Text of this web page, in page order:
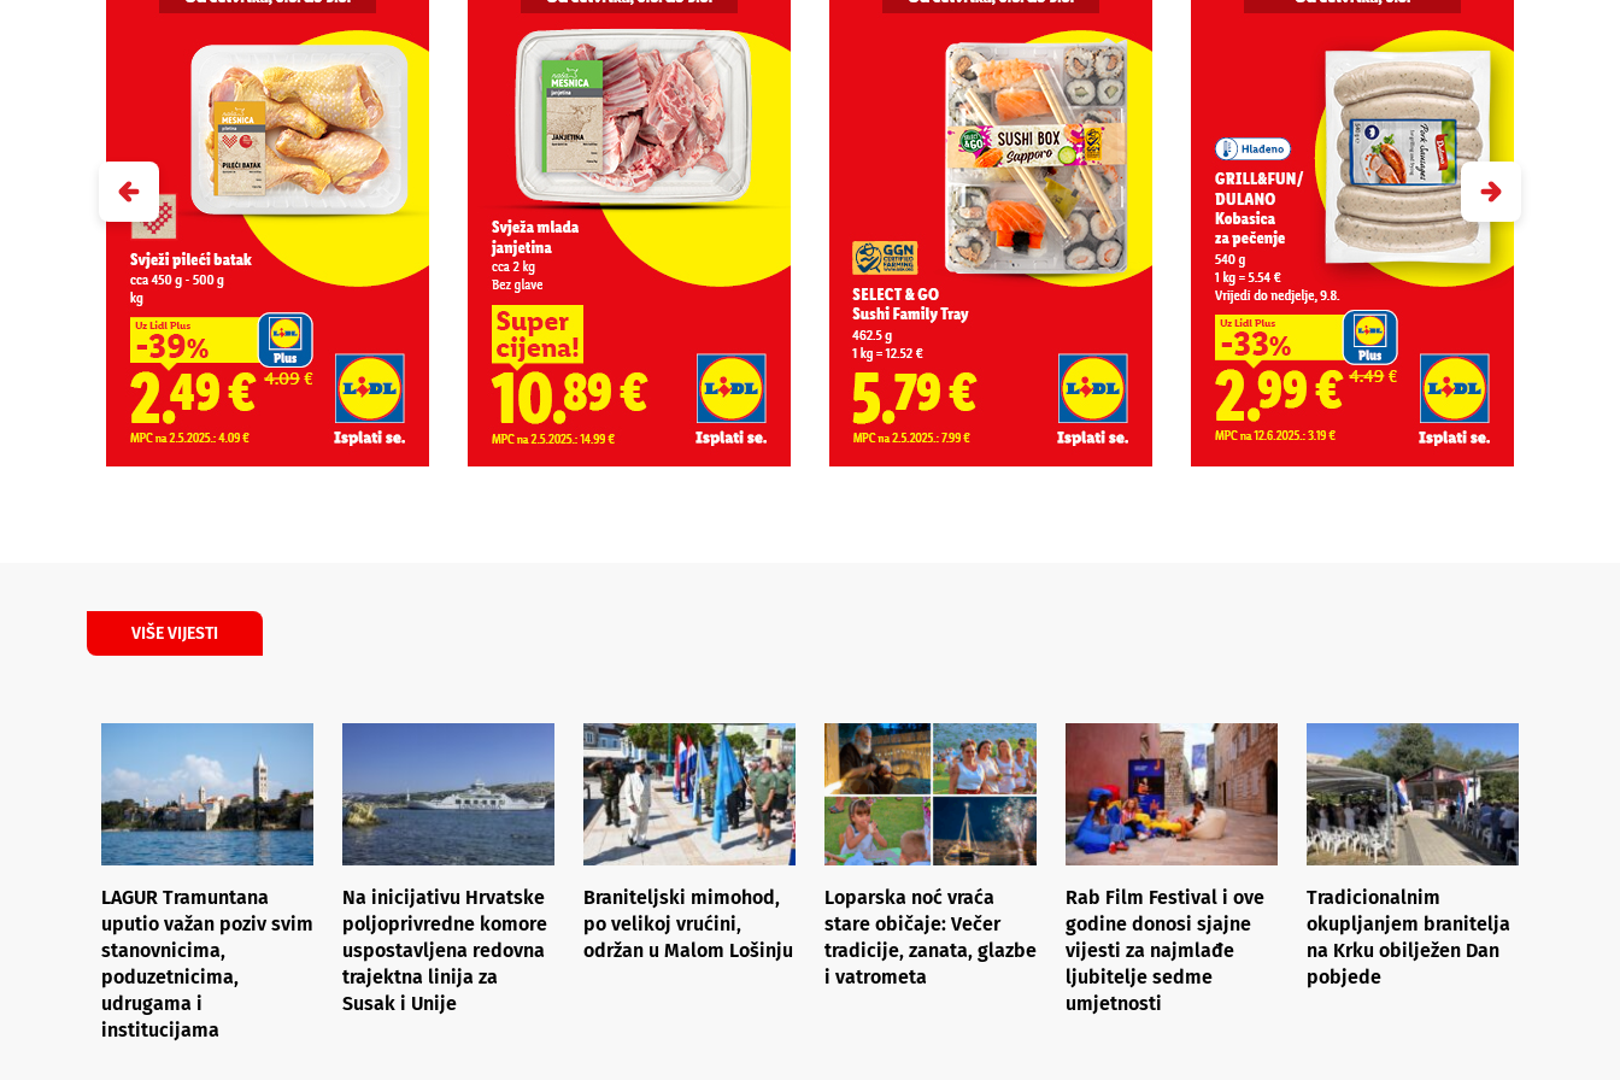
VIŠE VIJESTI
LAGUR Tramuntana
uputio važan poziv svim
stanovnicima,
poduzetnicima,
udrugama i
institucijama
Na inicijativu Hrvatske
poljoprivredne komore
uspostavljena redovna
trajektna linija za
Susak i Unije
Braniteljski mimohod,
po velikoj vrućini,
održan u Malom Lošinju
Loparska noć vraća
stare običaje: Večer
tradicije, zanata, glazbe
i vatrometa
Rab Film Festival i ove
godine donosi sjajne
vijesti za najmlađe
ljubitelje sedme
umjetnosti
Tradicionalnim
okupljanjem branitelja
na Krku obilježen Dan
pobjede